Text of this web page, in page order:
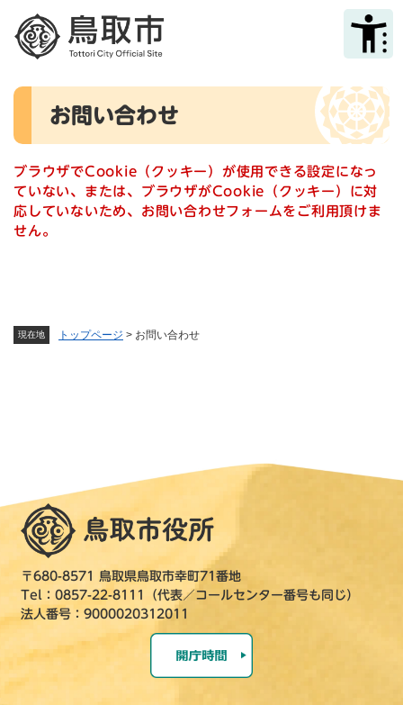
メニューを飛ばして本文へ
現在地 トップページ > お問い合わせ
本
お問い合わせ
ブラウザでCookie（クッキー）が使用できる設定になっ
ていない、または、ブラウザがCookie（クッキー）に対
応していないため、お問い合わせフォームをご利用頂けま
せん。
〒680-8571 鳥取県鳥取市幸町71番地
Tel：0857-22-8111（代表／コールセンター番号も同じ）
法人番号：9000020312011